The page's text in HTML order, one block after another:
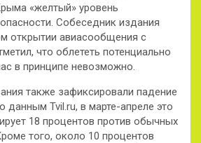
«желтый» уровень
Собеседник издания
открытии авиасообщения с
что облететь потенциально
в принципе невозможно.
также зафиксировали падение
Tvil.ru, в марте-апреле это
18 процентов против обычных
того, около 10 процентов